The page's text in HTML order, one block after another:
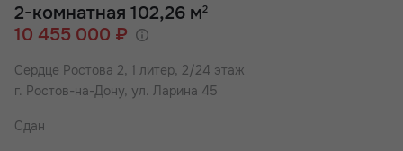
2-комнатная 102,26 м2
10 455 000 ₽
Сердце Ростова 2, 1 литер, 2/24 этаж
г. Ростов-на-Дону, ул. Ларина 45
Сдан